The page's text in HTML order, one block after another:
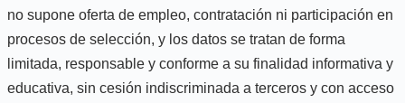
no supone oferta de empleo, contratación ni participación en
procesos de selección, y los datos se tratan de forma
limitada, responsable y conforme a su finalidad informativa y
educativa, sin cesión indiscriminada a terceros y con acceso